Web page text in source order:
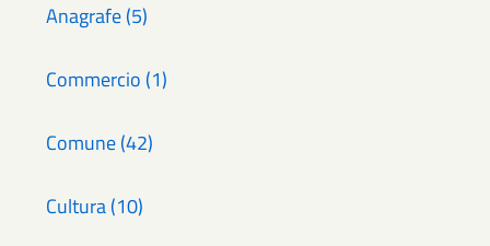
Anagrafe (5)
Commercio (1)
Comune (42)
Cultura (10)